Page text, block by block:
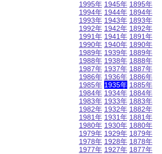
1995年
1994年
1993年
1992年
1991年
1990年
1989年
1988年
1987年
1986年
1985年
1984年
1983年
1982年
1981年
1980年
1979年
1978年
1977年
1945年
1944年
1943年
1942年
1941年
1940年
1939年
1938年
1937年
1936年
1935年
1934年
1933年
1932年
1931年
1930年
1929年
1928年
1927年
1895年
1894年
1893年
1892年
1891年
1890年
1889年
1888年
1887年
1886年
1885年
1884年
1883年
1882年
1881年
1880年
1879年
1878年
1877年